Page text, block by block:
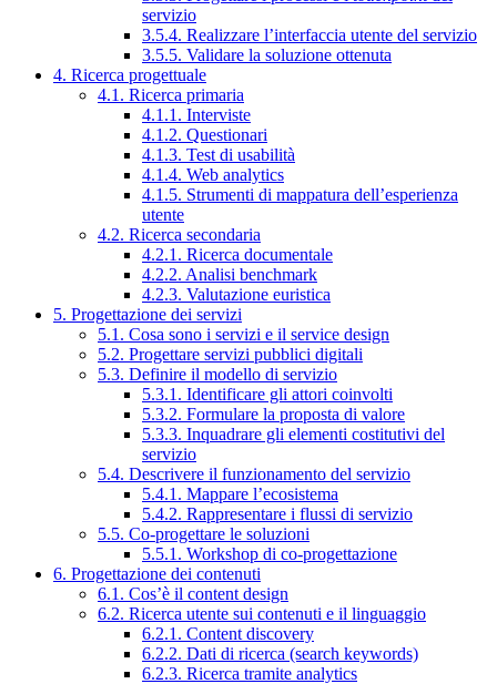
servizio
3.5.4. Realizzare l’interfaccia utente del servizio
3.5.5. Validare la soluzione ottenuta
4. Ricerca progettuale
4.1. Ricerca primaria
4.1.1. Interviste
4.1.2. Questionari
4.1.3. Test di usabilità
4.1.4. Web analytics
4.1.5. Strumenti di mappatura dell’esperienza
utente
4.2. Ricerca secondaria
4.2.1. Ricerca documentale
4.2.2. Analisi benchmark
4.2.3. Valutazione euristica
5. Progettazione dei servizi
5.1. Cosa sono i servizi e il service design
5.2. Progettare servizi pubblici digitali
5.3. Definire il modello di servizio
5.3.1. Identificare gli attori coinvolti
5.3.2. Formulare la proposta di valore
5.3.3. Inquadrare gli elementi costitutivi del
servizio
5.4. Descrivere il funzionamento del servizio
5.4.1. Mappare l’ecosistema
5.4.2. Rappresentare i flussi di servizio
5.5. Co-progettare le soluzioni
5.5.1. Workshop di co-progettazione
6. Progettazione dei contenuti
6.1. Cos’è il content design
6.2. Ricerca utente sui contenuti e il linguaggio
6.2.1. Content discovery
6.2.2. Dati di ricerca (search keywords)
6.2.3. Ricerca tramite analytics